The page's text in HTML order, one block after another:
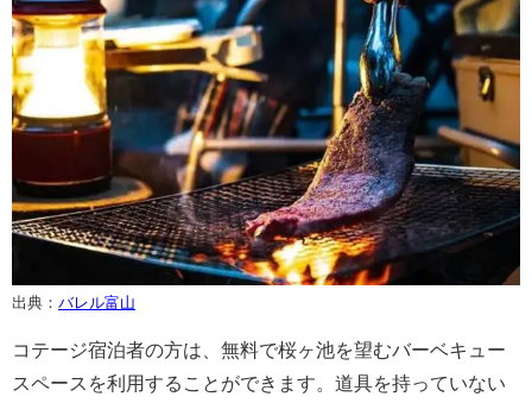
出典： バレル富山
コテージ宿泊者の方は、無料で桜ヶ池を望むバーベキュー
スペースを利用することができます。道具を持っていない